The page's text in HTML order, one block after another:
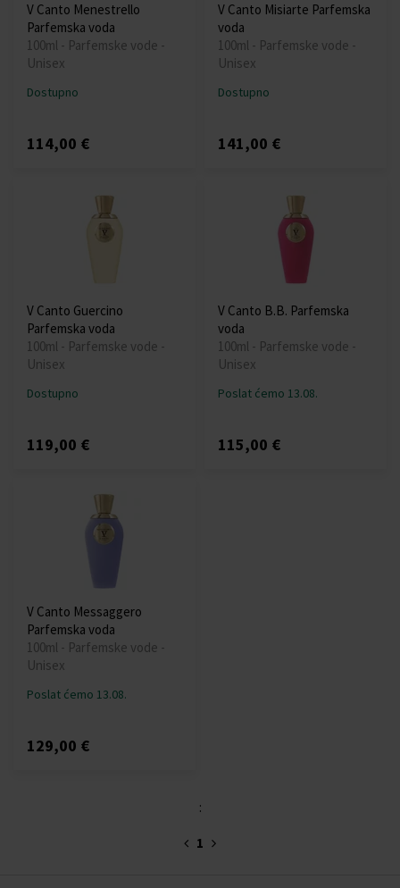
V Canto Menestrello
Parfemska voda
100ml - Parfemske vode -
Unisex
Dostupno
114,00 €
V Canto Misiarte Parfemska
voda
100ml - Parfemske vode -
Unisex
Dostupno
141,00 €
V Canto Guercino
Parfemska voda
100ml - Parfemske vode -
Unisex
Dostupno
119,00 €
V Canto B.B. Parfemska
voda
100ml - Parfemske vode -
Unisex
Poslat ćemo 13.08.
115,00 €
V Canto Messaggero
Parfemska voda
100ml - Parfemske vode -
Unisex
Poslat ćemo 13.08.
129,00 €
:
1